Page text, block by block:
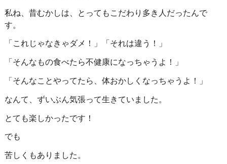
私ね、昔むかしは、とってもこだわり多き人だったんで
す。
「これじゃなきゃダメ！」「それは違う！」
「そんなもの食べたら不健康になっちゃうよ！」
「そんなことやってたら、体おかしくなっちゃうよ！」
なんて、ずいぶん気張って生きていました。
とても楽しかったです！
でも
苦しくもありました。